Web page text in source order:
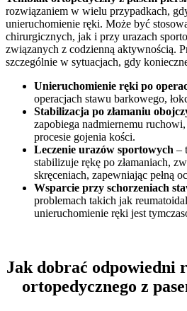
rozwiązaniem w wielu przypadkach,
unieruchomienie ręki. Może być
chirurgicznych, jak i przy urazach
związanych z codzienną aktywnością.
szczególnie w sytuacjach, gdy
Unieruchomienie ręki po
operacjach stawu barkowego,
Stabilizacja po złamaniu
zapobiega nadmiernemu
procesie gojenia kości.
Leczenie urazów sportowych –
stabilizuje rękę po złamaniach,
skręceniach, zapewniając pełną
Wsparcie przy schorzeniach
problemach takich jak
unieruchomienie ręki jest
Jak dobrać odpowiedni
ortopedycznego z